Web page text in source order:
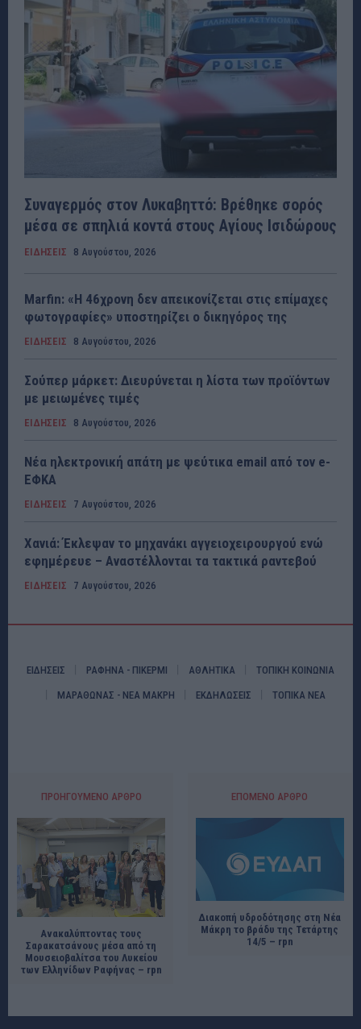
Συναγερμός στον Λυκαβηττό: Βρέθηκε σορός
μέσα σε σπηλιά κοντά στους Αγίους Ισιδώρους
ΕΙΔΗΣΕΙΣ 8 Αυγούστου, 2026
Marfin: «Η 46χρονη δεν απεικονίζεται στις επίμαχες
φωτογραφίες» υποστηρίζει ο δικηγόρος της
ΕΙΔΗΣΕΙΣ 8 Αυγούστου, 2026
Σούπερ μάρκετ: Διευρύνεται η λίστα των προϊόντων
με μειωμένες τιμές
ΕΙΔΗΣΕΙΣ 8 Αυγούστου, 2026
Νέα ηλεκτρονική απάτη με ψεύτικα email από τον e-
ΕΦΚΑ
ΕΙΔΗΣΕΙΣ 7 Αυγούστου, 2026
Χανιά: Έκλεψαν το μηχανάκι αγγειοχειρουργού ενώ
εφημέρευε – Αναστέλλονται τα τακτικά ραντεβού
ΕΙΔΗΣΕΙΣ 7 Αυγούστου, 2026
ΕΙΔΗΣΕΙΣ ΡΑΦΗΝΑ - ΠΙΚΕΡΜΙ ΑΘΛΗΤΙΚΑ ΤΟΠΙΚΗ ΚΟΙΝΩΝΙΑ
ΜΑΡΑΘΩΝΑΣ - ΝΕΑ ΜΑΚΡΗ ΕΚΔΗΛΩΣΕΙΣ ΤΟΠΙΚΑ ΝΕΑ
ΠΡΟΗΓΟΎΜΕΝΟ ΆΡΘΡΟ
Ανακαλύπτοντας τους
Σαρακατσάνους μέσα από τη
Μουσειοβαλίτσα του Λυκείου
των Ελληνίδων Ραφήνας – rpn
ΕΠΌΜΕΝΟ ΆΡΘΡΟ
Διακοπή υδροδότησης στη Νέα
Μάκρη το βράδυ της Τετάρτης
14/5 – rpn